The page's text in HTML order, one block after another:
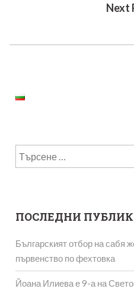
Next
Търсене
за:
ПОСЛЕДНИ
Българският отбор на сабя
първенство по фехтовка
Йоана Илиева е 9-а на